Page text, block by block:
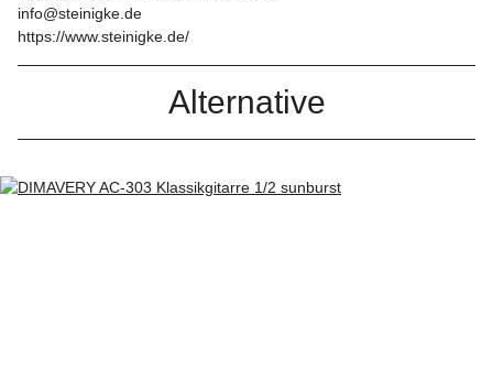
info@steinigke.de
https://www.steinigke.de/
Alternative